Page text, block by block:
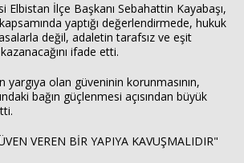
Elbistan İlçe Başkanı Sebahattin Kayabaşı,
yaptığı değerlendirmede, hukuk
değil, adaletin tarafsız ve eşit
ifade etti.
yargıya olan güveninin korunmasının,
bağın güçlenmesi açısından büyük
VEREN BİR YAPIYA KAVUŞMALIDIR"